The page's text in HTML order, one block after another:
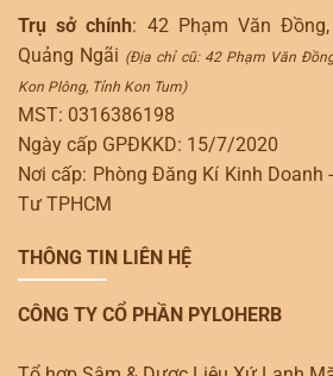
Trụ sở chính: 42 Phạm Văn
Quảng Ngãi (Địa chỉ cũ: 42 Phạm Văn
Kon Plông, Tỉnh Kon Tum)
MST: 0316386198
Ngày cấp GPĐKKD: 15/7/2020
Nơi cấp: Phòng Đăng Kí Kinh Doanh
Tư TPHCM
THÔNG TIN LIÊN HỆ
CÔNG TY CỔ PHẦN PYLOHERB